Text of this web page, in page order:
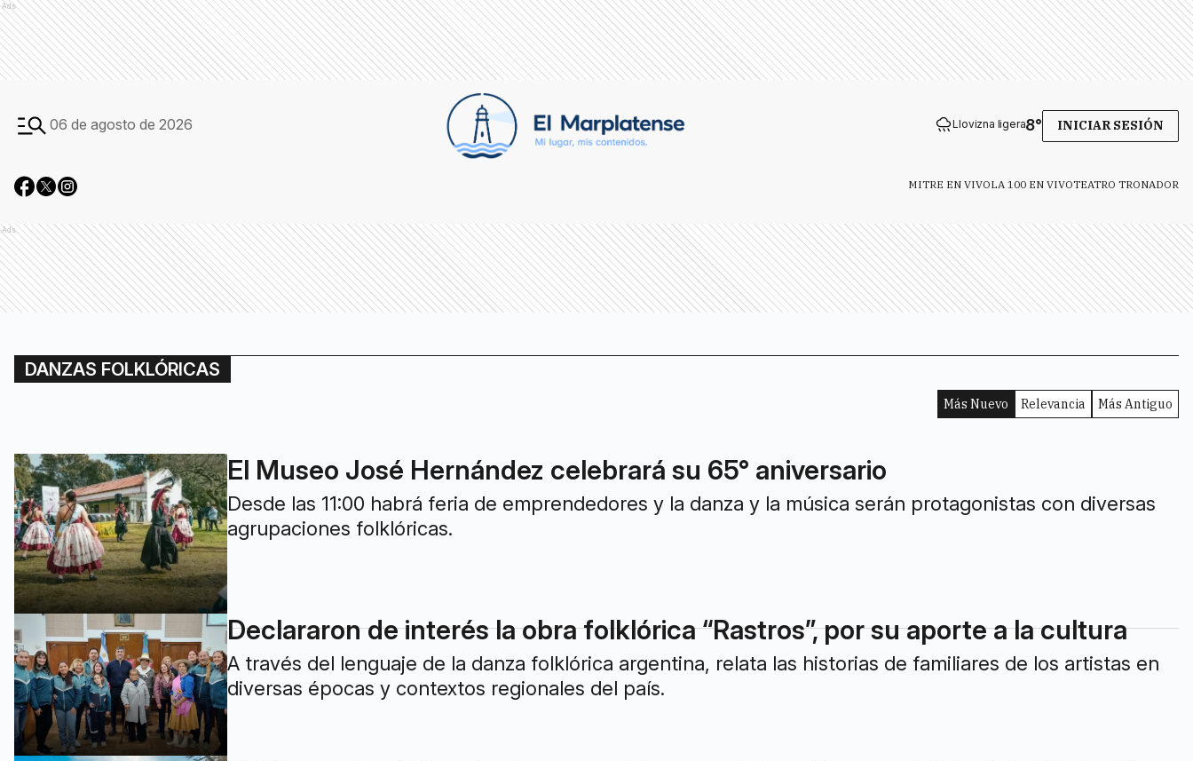
Ads
06 de agosto de 2026 Llovizna ligera8° INICIAR SESIÓN
MITRE EN VIVOLA 100 EN VIVOTEATRO TRONADOR
Ads
DANZAS FOLKLÓRICAS
Más Nuevo Relevancia Más Antiguo
El Museo José Hernández celebrará su 65° aniversario
Desde las 11:00 habrá feria de emprendedores y la danza y la música serán protagonistas con diversas
agrupaciones folklóricas.
Declararon de interés la obra folklórica “Rastros”, por su aporte a la cultura
A través del lenguaje de la danza folklórica argentina, relata las historias de familiares de los artistas en
diversas épocas y contextos regionales del país.